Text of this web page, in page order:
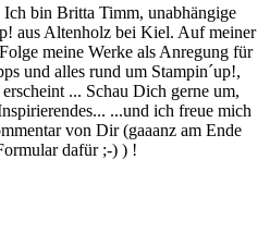
bin Britta Timm, unabhängige
aus Altenholz bei Kiel. Auf meiner
meine Werke als Anregung für
und alles rund um Stampin´up!,
... Schau Dich gerne um,
...und ich freue mich
von Dir (gaaanz am Ende
dafür ;-) ) !